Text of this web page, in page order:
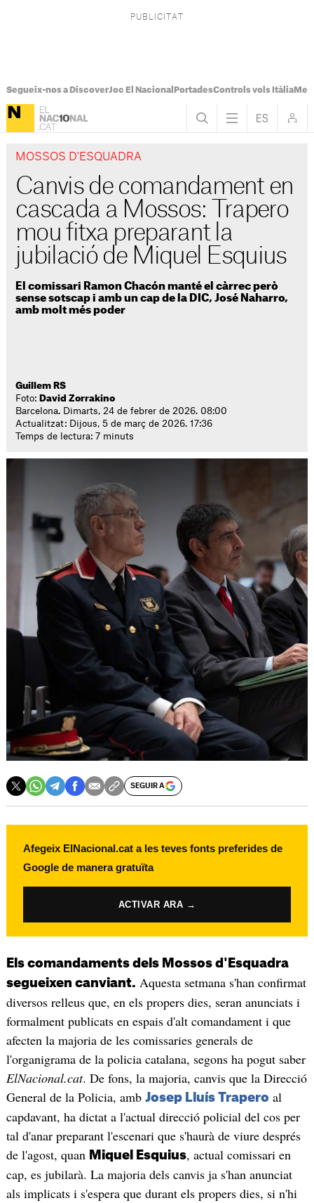
Segueix-nos a DiscoverJoc El Nacional PortadesControls vols Itàlia
MOSSOS D'ESQUADRA
Canvis de comandament en
cascada a Mossos: Trapero
mou fitxa preparant la
jubilació de Miquel Esquius
El comissari Ramon Chacón manté el càrrec però
sense sotscap i amb un cap de la DIC, José Naharro,
amb molt més poder
Guillem RS
Foto: David Zorrakino
Barcelona. Dimarts, 24 de febrer de 2026. 08:00
Actualitzat: Dijous, 5 de març de 2026. 17:36
Temps de lectura: 7 minuts
SEGUIR A
Afegeix ElNacional.cat a les teves fonts preferides de
Google de manera gratuïta
ACTIVAR ARA →
Els comandaments dels Mossos d'Esquadra
segueixen canviant. Aquesta setmana s'han confirmat
diversos relleus que, en els propers dies, seran anunciats i
formalment publicats en espais d'alt comandament i que
afecten la majoria de les comissaries generals de
l'organigrama de la policia catalana, segons ha pogut saber
ElNacional.cat. De fons, la majoria, canvis que la Direcció
General de la Policia, amb Josep Lluís Trapero al
capdavant, ha dictat a l'actual direcció policial del cos per
tal d'anar preparant l'escenari que s'haurà de viure després
de l'agost, quan Miquel Esquius, actual comissari en
cap, es jubilarà. La majoria dels canvis ja s'han anunciat
als implicats i s'espera que durant els propers dies, si n'hi